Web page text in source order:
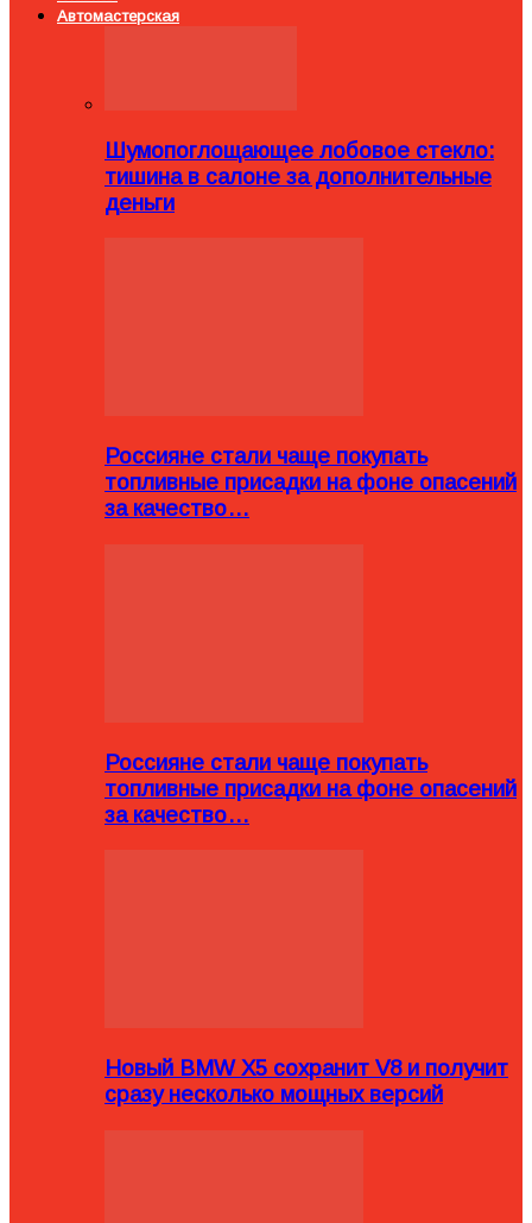
Автомастерская
Шумопоглощающее лобовое стекло:
тишина в салоне за дополнительные
деньги
Россияне стали чаще покупать
топливные присадки на фоне опасений
за качество…
Россияне стали чаще покупать
топливные присадки на фоне опасений
за качество…
Новый BMW X5 сохранит V8 и получит
сразу несколько мощных версий